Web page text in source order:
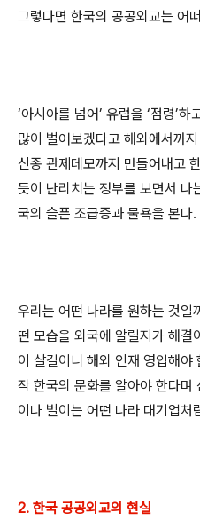
그렇다면 한국의 공공외교는 어
‘아시아를 넘어’ 유럽을 ‘점령’
많이 벌어보겠다고 해외에서까
신종 관제데모까지 만들어내고
듯이 난리치는 정부를 보면서 나
국의 슬픈 조급증과 물욕을 본다.
우리는 어떤 나라를 원하는 것일
떤 모습을 외국에 알릴지가 해
이 살길이니 해외 인재 영입해
작 한국의 문화를 알아야 한다며
이나 벌이는 어떤 나라 대기업처
2. 한국 공공외교의 현실